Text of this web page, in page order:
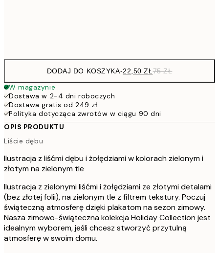
DODAJ DO KOSZYKA-22,50 ZŁ75 ZŁ
W magazynie
Dostawa w 2-4 dni roboczych
Dostawa gratis od 249 zł
Polityka dotycząca zwrotów w ciągu 90 dni
OPIS PRODUKTU
Liście dębu
Ilustracja z liśćmi dębu i żołędziami w kolorach zielonym i
złotym na zielonym tle
Ilustracja z zielonymi liśćmi i żołędziami ze złotymi detalami
(bez złotej folii), na zielonym tle z filtrem tekstury. Poczuj
świąteczną atmosferę dzięki plakatom na sezon zimowy.
Nasza zimowo-świąteczna kolekcja Holiday Collection jest
idealnym wyborem, jeśli chcesz stworzyć przytulną
atmosferę w swoim domu.